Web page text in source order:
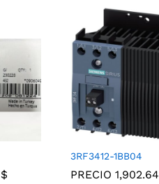
$
3RF3412-1BB04
PRECIO 1,902.64